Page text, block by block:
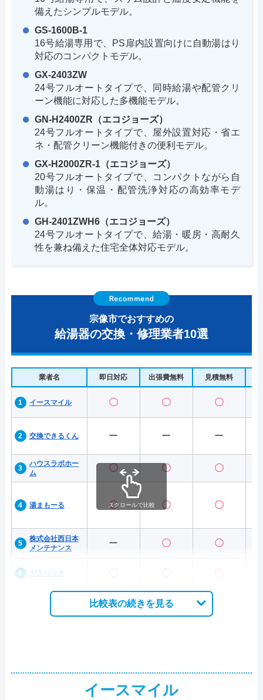
備えたシンプルモデル。
GS-1600B-1
16号給湯専用で、PS扉内設置向けに自動湯はり
対応のコンパクトモデル。
GX-2403ZW
24号フルオートタイプで、同時給湯や配管クリ
ーン機能に対応した多機能モデル。
GN-H2400ZR（エコジョーズ）
24号フルオートタイプで、屋外設置対応・省エ
ネ・配管クリーン機能付きの便利モデル。
GX-H2000ZR-1（エコジョーズ）
20号フルオートタイプで、コンパクトながら自
動湯はり・保温・配管洗浄対応の高効率モデ
ル。
GH-2401ZWH6（エコジョーズ）
24号フルオートタイプで、給湯・暖房・高耐久
性を兼ね備えた住宅全体対応モデル。
宗像市でおすすめの
給湯器の交換・修理業者10選
業者名 即日対応 出張費無料 見積無料
イースマイル 〇 〇 〇
交換できるくん ー ー ー
ハウスラボホー
ム
〇 〇 〇
湯まもーる 〇 〇 〇
株式会社西日本
メンテナンス
ー 〇 〇
ガスペック
スクロールで比較
比較表の続きを見る
イースマイル